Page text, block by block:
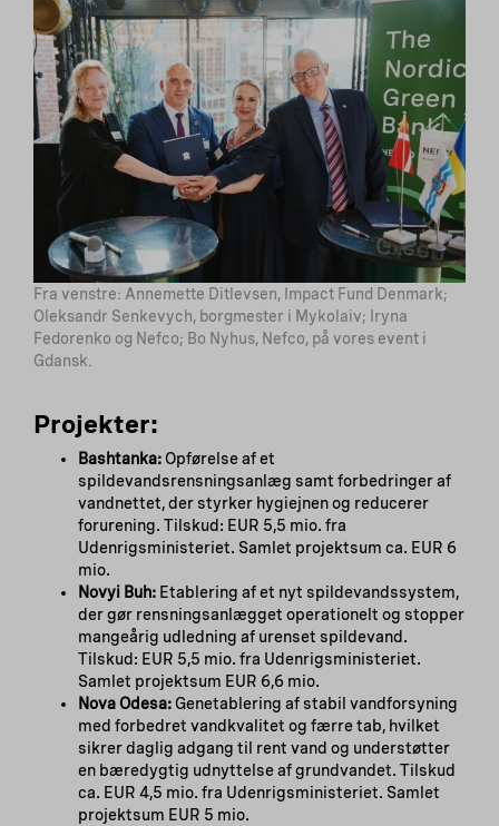
Fra venstre: Annemette Ditlevsen, Impact Fund Denmark;
Oleksandr Senkevych, borgmester i Mykolaiv; Iryna
Fedorenko og Nefco; Bo Nyhus, Nefco, på vores event i
Gdansk.
Projekter:
Bashtanka:Opførelse af et
spildevandsrensningsanlæg samt forbedringer af
vandnettet, der styrker hygiejnen og reducerer
forurening. Tilskud: EUR 5,5 mio. fra
Udenrigsministeriet. Samlet projektsum ca. EUR 6
mio.
Novyi Buh: Etablering af et nyt spildevandssystem,
der gør rensningsanlægget operationelt og stopper
mangeårig udledning af urenset spildevand.
Tilskud: EUR 5,5 mio. fra Udenrigsministeriet.
Samlet projektsum EUR 6,6 mio.
Nova Odesa:Genetablering af stabil vandforsyning
med forbedret vandkvalitet og færre tab, hvilket
sikrer daglig adgang til rent vand og understøtter
en bæredygtig udnyttelse af grundvandet. Tilskud
ca. EUR 4,5 mio. fra Udenrigsministeriet. Samlet
projektsum EUR 5 mio.